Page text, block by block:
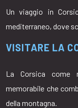
Un viaggio in
mediterraneo, dove
VISITARE LA
La Corsica come
memorabile che
della montagna.